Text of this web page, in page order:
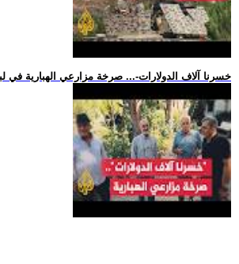
.. -خسرنا آلاف الدولارات-... صرخة مزارعي الهبارية في